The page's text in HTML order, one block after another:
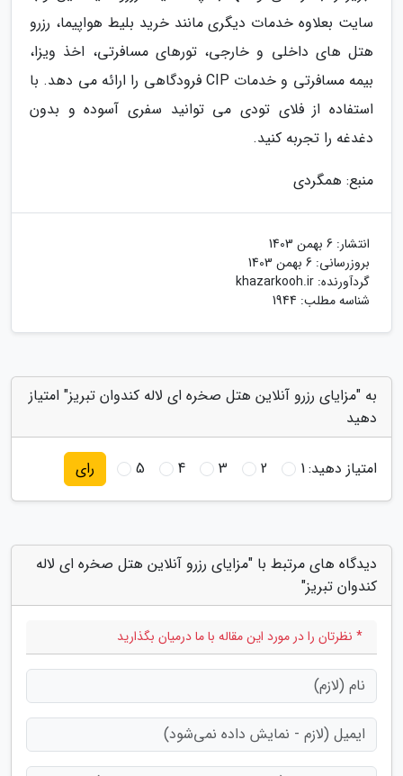
سایت بعلاوه خدمات دیگری مانند خرید بلیط هواپیما، رزرو
هتل های داخلی و خارجی، تورهای مسافرتی، اخذ ویزا،
بیمه مسافرتی و خدمات CIP فرودگاهی را ارائه می دهد. با
استفاده از فلای تودی می توانید سفری آسوده و بدون
دغدغه را تجربه کنید.
منبع: همگردی
انتشار: 6 بهمن 1403
بروزرسانی: 6 بهمن 1403
گردآورنده: khazarkooh.ir
شناسه مطلب: 1944
به "مزایای رزرو آنلاین هتل صخره ای لاله کندوان تبریز" امتیاز
دهید
امتیاز دهید:1
2
3
4
5 رای
دیدگاه های مرتبط با "مزایای رزرو آنلاین هتل صخره ای لاله
کندوان تبریز"
* نظرتان را در مورد این مقاله با ما درمیان بگذارید